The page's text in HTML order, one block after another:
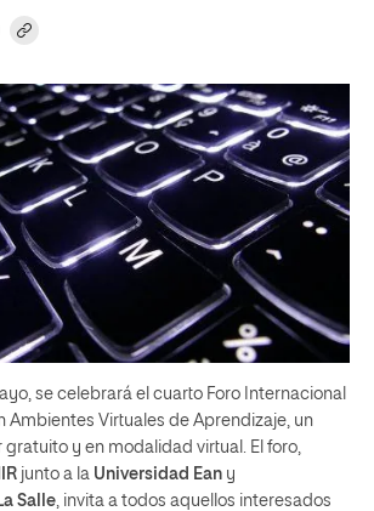
se celebrará el cuarto Foro Internacional
Ambientes Virtuales de Aprendizaje, un
y en modalidad virtual. El foro,
junto a la Universidad Ean y
Salle , invita a todos aquellos interesados